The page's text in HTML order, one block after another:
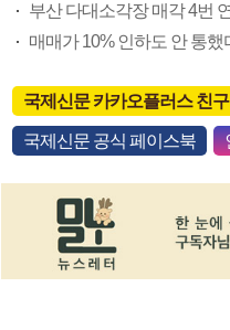
부산 다대소각장 매각 4번
매매가 10% 인하도 안 통
국제신문 카카오플러스 친구
국제신문 공식 페이스북